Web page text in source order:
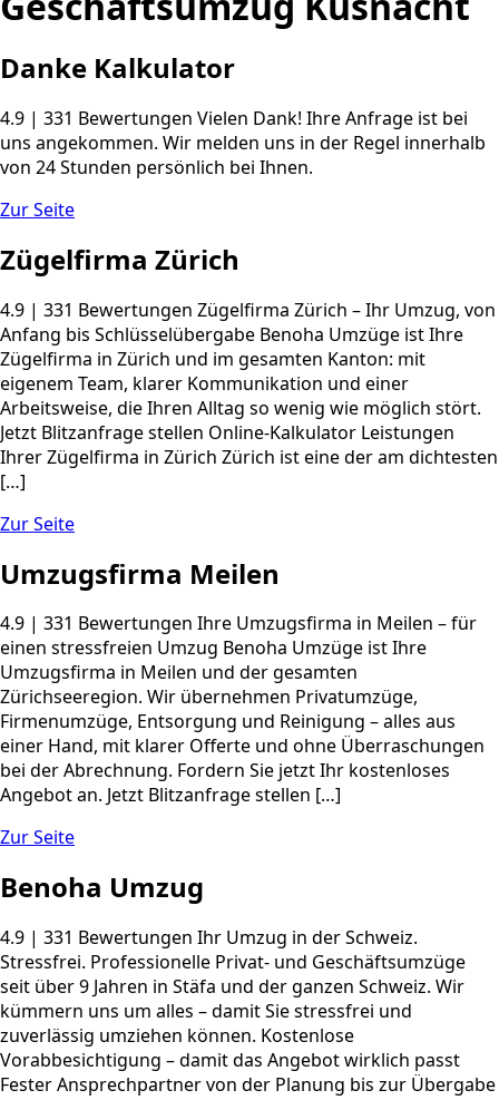
Danke Kalkulator
4.9 | 331 Bewertungen Vielen Dank! Ihre Anfrage ist bei
uns angekommen. Wir melden uns in der Regel innerhalb
von 24 Stunden persönlich bei Ihnen.
Zur Seite
Zügelfirma Zürich
4.9 | 331 Bewertungen Zügelfirma Zürich – Ihr Umzug, von
Anfang bis Schlüsselübergabe Benoha Umzüge ist Ihre
Zügelfirma in Zürich und im gesamten Kanton: mit
eigenem Team, klarer Kommunikation und einer
Arbeitsweise, die Ihren Alltag so wenig wie möglich stört.
Jetzt Blitzanfrage stellen Online-Kalkulator Leistungen
Ihrer Zügelfirma in Zürich Zürich ist eine der am dichtesten
[…]
Zur Seite
Umzugsfirma Meilen
4.9 | 331 Bewertungen Ihre Umzugsfirma in Meilen – für
einen stressfreien Umzug Benoha Umzüge ist Ihre
Umzugsfirma in Meilen und der gesamten
Zürichseeregion. Wir übernehmen Privatumzüge,
Firmenumzüge, Entsorgung und Reinigung – alles aus
einer Hand, mit klarer Offerte und ohne Überraschungen
bei der Abrechnung. Fordern Sie jetzt Ihr kostenloses
Angebot an. Jetzt Blitzanfrage stellen […]
Zur Seite
Benoha Umzug
4.9 | 331 Bewertungen Ihr Umzug in der Schweiz.
Stressfrei. Professionelle Privat- und Geschäftsumzüge
seit über 9 Jahren in Stäfa und der ganzen Schweiz. Wir
kümmern uns um alles – damit Sie stressfrei und
zuverlässig umziehen können. Kostenlose
Vorabbesichtigung – damit das Angebot wirklich passt
Fester Ansprechpartner von der Planung bis zur Übergabe